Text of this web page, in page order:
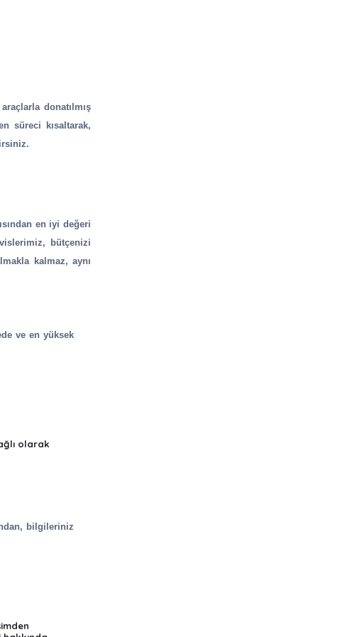
donatılmış
süreci kısaltarak,
en iyi değeri
bütçenizi
kalmaz, aynı
ve en yüksek
olarak
bilgileriniz